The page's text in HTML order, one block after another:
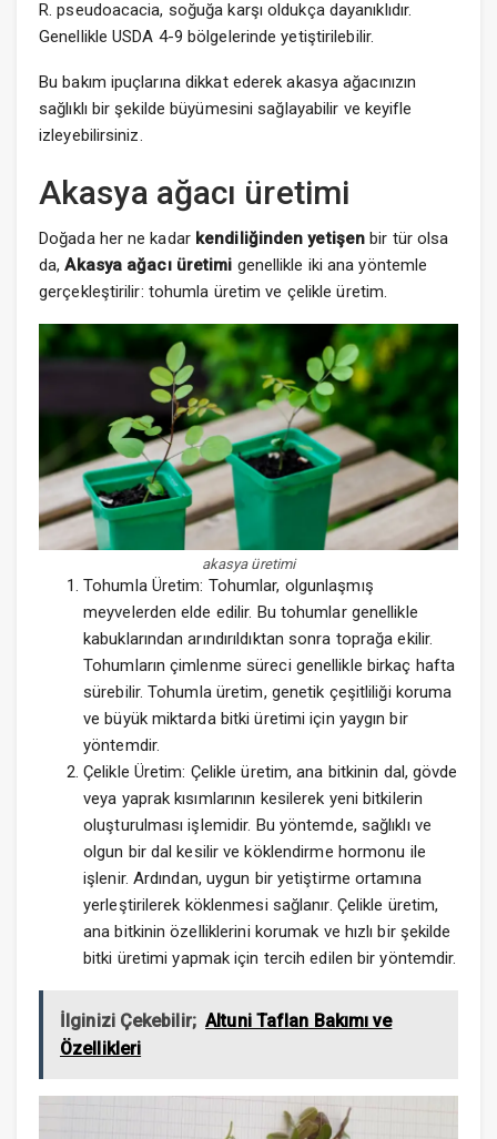
R. pseudoacacia, soğuğa karşı oldukça dayanıklıdır.
Genellikle USDA 4-9 bölgelerinde yetiştirilebilir.
Bu bakım ipuçlarına dikkat ederek akasya ağacınızın
sağlıklı bir şekilde büyümesini sağlayabilir ve keyifle
izleyebilirsiniz.
Akasya ağacı üretimi
Doğada her ne kadar kendiliğinden yetişen bir tür olsa
da, Akasya ağacı üretimi genellikle iki ana yöntemle
gerçekleştirilir: tohumla üretim ve çelikle üretim.
akasya üretimi
Tohumla Üretim: Tohumlar, olgunlaşmış
meyvelerden elde edilir. Bu tohumlar genellikle
kabuklarından arındırıldıktan sonra toprağa ekilir.
Tohumların çimlenme süreci genellikle birkaç hafta
sürebilir. Tohumla üretim, genetik çeşitliliği koruma
ve büyük miktarda bitki üretimi için yaygın bir
yöntemdir.
Çelikle Üretim: Çelikle üretim, ana bitkinin dal, gövde
veya yaprak kısımlarının kesilerek yeni bitkilerin
oluşturulması işlemidir. Bu yöntemde, sağlıklı ve
olgun bir dal kesilir ve köklendirme hormonu ile
işlenir. Ardından, uygun bir yetiştirme ortamına
yerleştirilerek köklenmesi sağlanır. Çelikle üretim,
ana bitkinin özelliklerini korumak ve hızlı bir şekilde
bitki üretimi yapmak için tercih edilen bir yöntemdir.
İlginizi Çekebilir; Altuni Taflan Bakımı ve
Özellikleri